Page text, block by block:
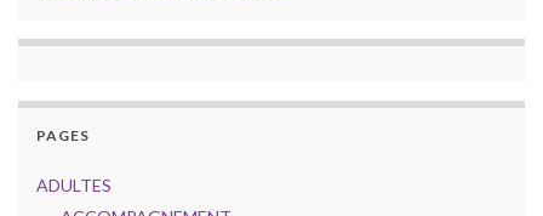
PAGES
ADULTES